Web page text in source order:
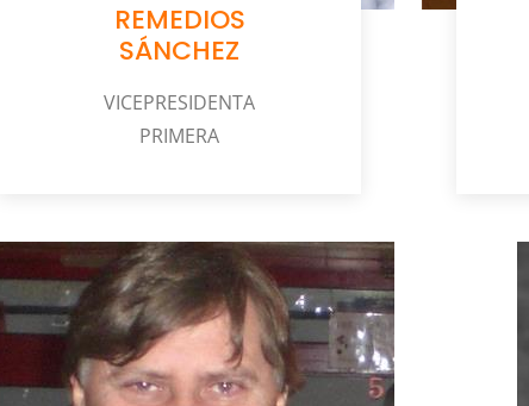
REMEDIOS
SÁNCHEZ
VICEPRESIDENTA
PRIMERA